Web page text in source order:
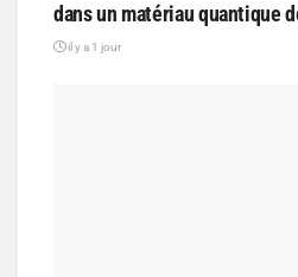
dans un matériau quantique
il y a 1 jour